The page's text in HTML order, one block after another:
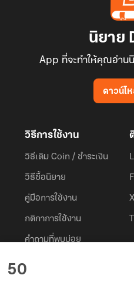
50
นิยาย
App ที่จะทำให้คุณอ่าน
ดาวน์โ
วิธีการใช้งาน
วิธีเติม Coin / ชำระเงิน
วิธีซื้อนิยาย
คู่มือการใช้งาน
กติกาการใช้งาน
คำถามที่พบบ่อย
X
Dek-D.com ใช้คุกกี้เพื่อพัฒนาประสบการณ์ข
เรียนรู้เพิ่มเติมที่นี่